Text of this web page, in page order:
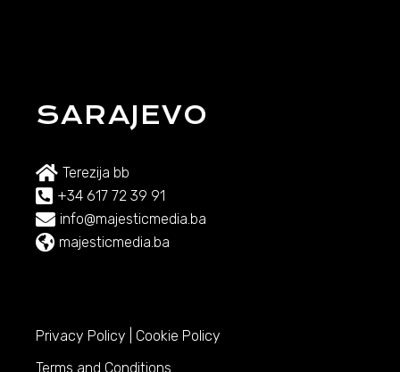
SARAJEVO
Terezija bb
+34 617 72 39 91
info@majesticmedia.ba
majesticmedia.ba
Privacy Policy
Cookie Policy
Terms and Conditions